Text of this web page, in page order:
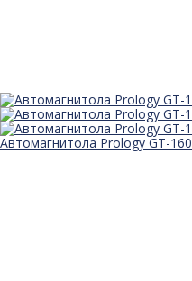
Автомагнитола Prology GT-160